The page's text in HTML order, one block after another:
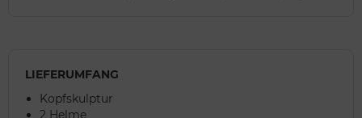
LIEFERUMFANG
Kopfskulptur
2 Helme